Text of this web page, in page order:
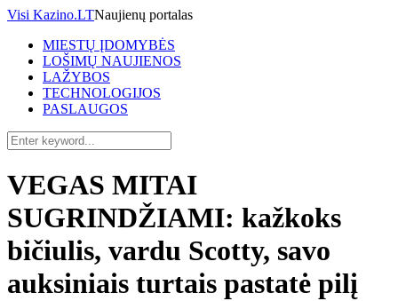
Visi Kazino.LTNaujienų portalas
MIESTŲ ĮDOMYBĖS
LOŠIMŲ NAUJIENOS
LAŽYBOS
TECHNOLOGIJOS
PASLAUGOS
VEGAS MITAI
SUGRINDŽIAMI: kažkoks
bičiulis, vardu Scotty, savo
auksiniais turtais pastatė pilį